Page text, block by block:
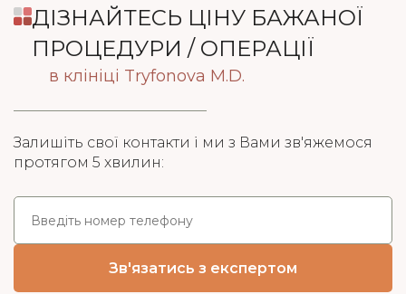
ДІЗНАЙТЕСЬ ЦІНУ БАЖАНОЇ
ПРОЦЕДУРИ / ОПЕРАЦІЇ
в клініці Tryfonova M.D.
Залишіть свої контакти і ми з Вами зв'яжемося
протягом 5 хвилин: